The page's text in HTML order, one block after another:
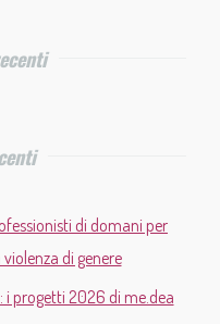
di domani per
di genere
i progetti 2026 di me.dea